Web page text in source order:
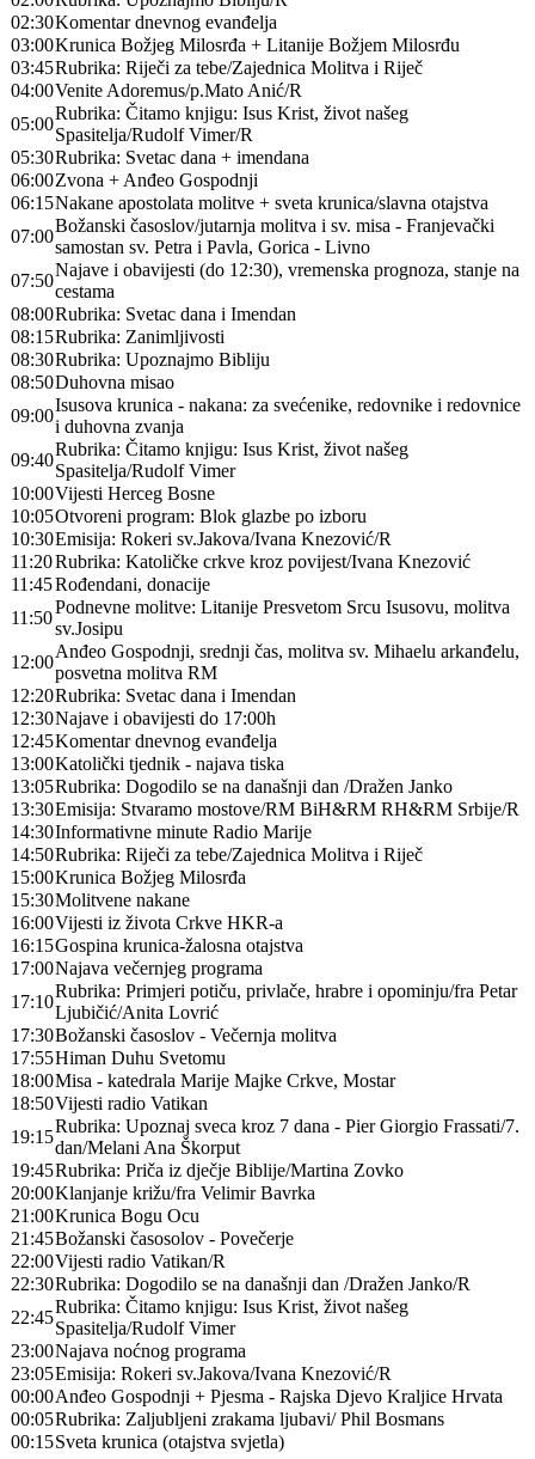
02:30Komentar dnevnog evanđelja
03:00Krunica Božjeg Milosrđa + Litanije Božjem Milosrđu
03:45Rubrika: Riječi za tebe/Zajednica Molitva i Riječ
04:00Venite Adoremus/p.Mato Anić/R
05:00
Rubrika: Čitamo knjigu: Isus Krist, život našeg
Spasitelja/Rudolf Vimer/R
05:30Rubrika: Svetac dana + imendana
06:00Zvona + Anđeo Gospodnji
06:15Nakane apostolata molitve + sveta krunica/slavna otajstva
07:00
Božanski časoslov/jutarnja molitva i sv. misa - Franjevački
samostan sv. Petra i Pavla, Gorica - Livno
07:50
Najave i obavijesti (do 12:30), vremenska prognoza, stanje na
cestama
08:00Rubrika: Svetac dana i Imendan
08:15Rubrika: Zanimljivosti
08:30Rubrika: Upoznajmo Bibliju
08:50Duhovna misao
09:00
Isusova krunica - nakana: za svećenike, redovnike i redovnice
i duhovna zvanja
09:40
Rubrika: Čitamo knjigu: Isus Krist, život našeg
Spasitelja/Rudolf Vimer
10:00Vijesti Herceg Bosne
10:05Otvoreni program: Blok glazbe po izboru
10:30Emisija: Rokeri sv.Jakova/Ivana Knezović/R
11:20Rubrika: Katoličke crkve kroz povijest/Ivana Knezović
11:45Rođendani, donacije
11:50
Podnevne molitve: Litanije Presvetom Srcu Isusovu, molitva
sv.Josipu
12:00
Anđeo Gospodnji, srednji čas, molitva sv. Mihaelu arkanđelu,
posvetna molitva RM
12:20Rubrika: Svetac dana i Imendan
12:30Najave i obavijesti do 17:00h
12:45Komentar dnevnog evanđelja
13:00Katolički tjednik - najava tiska
13:05Rubrika: Dogodilo se na današnji dan /Dražen Janko
13:30Emisija: Stvaramo mostove/RM BiH&RM RH&RM Srbije/R
14:30Informativne minute Radio Marije
14:50Rubrika: Riječi za tebe/Zajednica Molitva i Riječ
15:00Krunica Božjeg Milosrđa
15:30Molitvene nakane
16:00Vijesti iz života Crkve HKR-a
16:15Gospina krunica-žalosna otajstva
17:00Najava večernjeg programa
17:10
Rubrika: Primjeri potiču, privlače, hrabre i opominju/fra Petar
Ljubičić/Anita Lovrić
17:30Božanski časoslov - Večernja molitva
17:55Himan Duhu Svetomu
18:00Misa - katedrala Marije Majke Crkve, Mostar
18:50Vijesti radio Vatikan
19:15
Rubrika: Upoznaj sveca kroz 7 dana - Pier Giorgio Frassati/7.
dan/Melani Ana Škorput
19:45Rubrika: Priča iz dječje Biblije/Martina Zovko
20:00Klanjanje križu/fra Velimir Bavrka
21:00Krunica Bogu Ocu
21:45Božanski časosolov - Povečerje
22:00Vijesti radio Vatikan/R
22:30Rubrika: Dogodilo se na današnji dan /Dražen Janko/R
22:45
Rubrika: Čitamo knjigu: Isus Krist, život našeg
Spasitelja/Rudolf Vimer
23:00Najava noćnog programa
23:05Emisija: Rokeri sv.Jakova/Ivana Knezović/R
00:00Anđeo Gospodnji + Pjesma - Rajska Djevo Kraljice Hrvata
00:05Rubrika: Zaljubljeni zrakama ljubavi/ Phil Bosmans
00:15Sveta krunica (otajstva svjetla)